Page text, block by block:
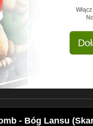
- Bóg Lansu